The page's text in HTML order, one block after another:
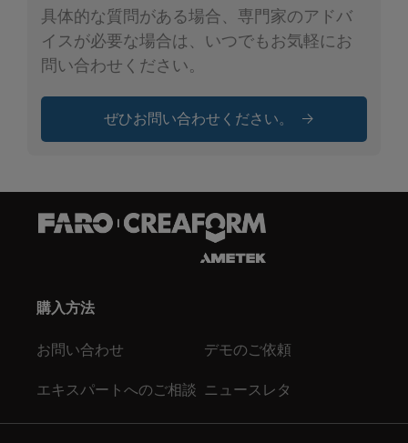
具体的な質問がある場合、専門家のアドバ
イスが必要な場合は、いつでもお気軽にお
問い合わせください。
ぜひお問い合わせください。
購入方法
お問い合わせ デモのご依頼
エキスパートへのご相談 ニュースレタ